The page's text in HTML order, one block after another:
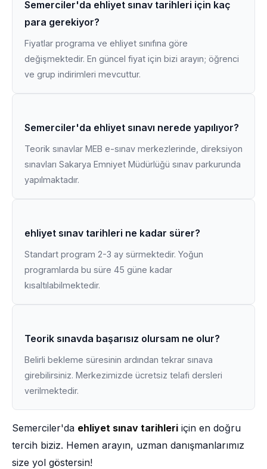
Semerciler'da ehliyet sınav tarihleri için kaç
para gerekiyor?
Fiyatlar programa ve ehliyet sınıfına göre
değişmektedir. En güncel fiyat için bizi arayın; öğrenci
ve grup indirimleri mevcuttur.
Semerciler'da ehliyet sınavı nerede yapılıyor?
Teorik sınavlar MEB e-sınav merkezlerinde, direksiyon
sınavları Sakarya Emniyet Müdürlüğü sınav parkurunda
yapılmaktadır.
ehliyet sınav tarihleri ne kadar sürer?
Standart program 2-3 ay sürmektedir. Yoğun
programlarda bu süre 45 güne kadar
kısaltılabilmektedir.
Teorik sınavda başarısız olursam ne olur?
Belirli bekleme süresinin ardından tekrar sınava
girebilirsiniz. Merkezimizde ücretsiz telafi dersleri
verilmektedir.
Semerciler'da ehliyet sınav tarihleri için en doğru
tercih biziz. Hemen arayın, uzman danışmanlarımız
size yol göstersin!